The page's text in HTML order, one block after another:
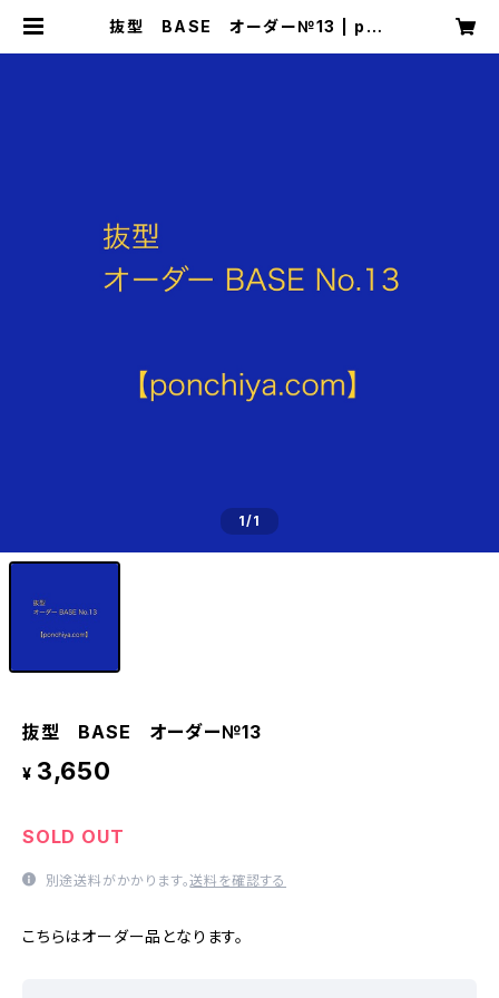
抜型 BASE オーダー№13 | pon
1/1
抜型 BASE オーダー№13
¥ 3,650
SOLD OUT
別途送料がかかります。送料を確認する
こちらはオーダー品となります。